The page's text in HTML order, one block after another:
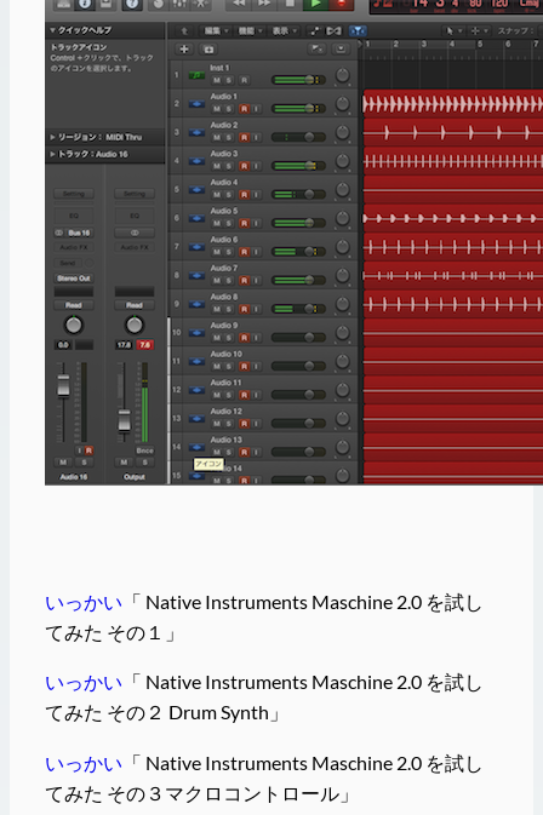
いっかい 「 Native Instruments Maschine 2.0 を試し
てみた その１」
いっかい 「 Native Instruments Maschine 2.0 を試し
てみた その２ Drum Synth」
いっかい 「 Native Instruments Maschine 2.0 を試し
てみた その３マクロコントロール」